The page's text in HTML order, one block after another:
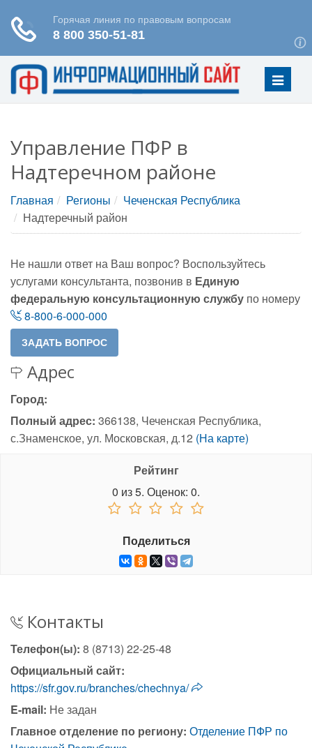
Меню
Управление ПФР в
Надтеречном районе
Главная Регионы
Чеченская Республика
Надтеречный район
Не нашли ответ на Ваш вопрос? Воспользуйтесь
услугами консультанта, позвонив в Единую
федеральную консультационную службу по номеру
8-800-6-000-000
Адрес
Город:
Полный адрес: 366138, Чеченская Республика,
с.Знаменское, ул. Московская, д.12 (На карте)
Рейтинг
0 из5. Оценок: 0.
Поделиться
Контакты
Телефон(ы): 8 (8713) 22-25-48
Официальный сайт:
https://sfr.gov.ru/branches/chechnya/
E-mail: Не задан
Главное отделение по региону: Отделение ПФР по